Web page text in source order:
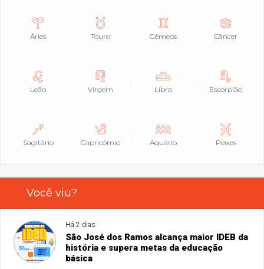
Áries Touro Gêmeos Câncer
Leão Virgem Libra Escorpião
Sagitário Capricórnio Aquário Peixes
Você viu?
Há 2 dias
São José dos Ramos alcança maior IDEB da
história e supera metas da educação
básica